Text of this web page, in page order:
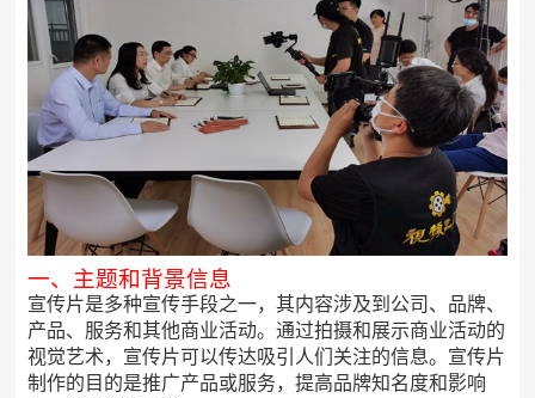
一、主题和背景信息
宣传片是多种宣传手段之一，其内容涉及到公司、品牌、
产品、服务和其他商业活动。通过拍摄和展示商业活动的
视觉艺术，宣传片可以传达吸引人们关注的信息。宣传片
制作的目的是推广产品或服务，提高品牌知名度和影响